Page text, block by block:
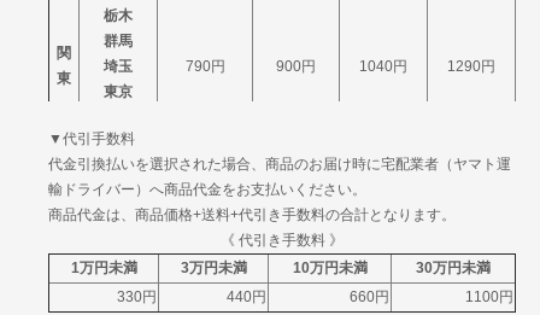
鹿児島
沖縄
関
東
栃木
群馬
埼玉
東京
山梨
790円 900円 1040円 1290円
信
越
新潟
長野
790円 900円
富山
石川
福井
790円 900円 1040円 1290円
岐阜
▼代引手数料
代金引換払いを選択された場合、商品のお届け時に宅配業者（ヤマト運
輸ドライバー）へ商品代金をお支払いください。
商品代金は、商品価格+送料+代引き手数料の合計となります。
《 代引き手数料 》
1万円未満
3万円未満 10万円未満
30万円未満
330円
440円 660円 1100円